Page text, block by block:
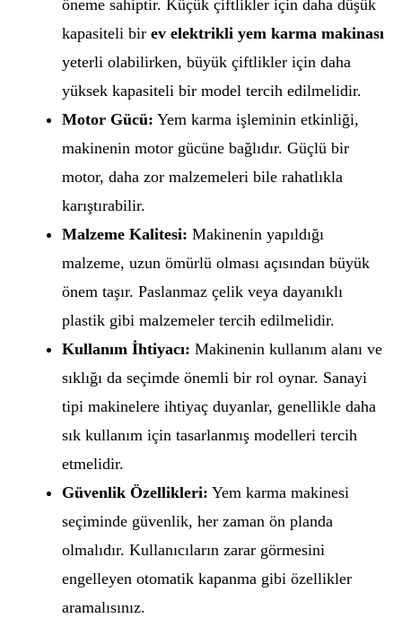
öneme sahiptir. Küçük çiftlikler için daha düşük
kapasiteli bir ev elektrikli yem karma makinası
yeterli olabilirken, büyük çiftlikler için daha
yüksek kapasiteli bir model tercih edilmelidir.
Motor Gücü: Yem karma işleminin etkinliği,
makinenin motor gücüne bağlıdır. Güçlü bir
motor, daha zor malzemeleri bile rahatlıkla
karıştırabilir.
Malzeme Kalitesi: Makinenin yapıldığı
malzeme, uzun ömürlü olması açısından büyük
önem taşır. Paslanmaz çelik veya dayanıklı
plastik gibi malzemeler tercih edilmelidir.
Kullanım İhtiyacı: Makinenin kullanım alanı ve
sıklığı da seçimde önemli bir rol oynar. Sanayi
tipi makinelere ihtiyaç duyanlar, genellikle daha
sık kullanım için tasarlanmış modelleri tercih
etmelidir.
Güvenlik Özellikleri: Yem karma makinesi
seçiminde güvenlik, her zaman ön planda
olmalıdır. Kullanıcıların zarar görmesini
engelleyen otomatik kapanma gibi özellikler
aramalısınız.